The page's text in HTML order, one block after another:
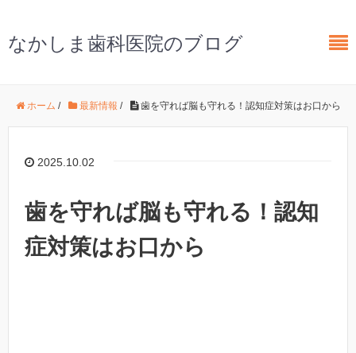
なかしま歯科医院のブログ
ホーム / 最新情報 / 歯を守れば脳も守れる！認知症対策はお口から
2025.10.02
歯を守れば脳も守れる！認知
症対策はお口から